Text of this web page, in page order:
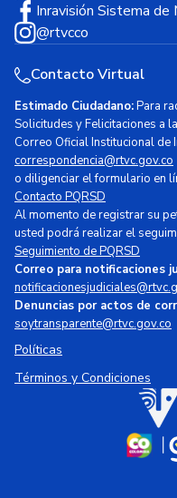
Inravisión Sistema de
@rtvcco
Contacto Virtual
Estimado Ciudadano:Para
Solicitudes y Felicitaciones a
Correo Oficial Institucional de
correspondencia@rtvc.gov.co
o diligenciar el formulario en
Contacto PQRSD
Al momento de registrar su
usted podrá realizar el
Seguimiento de PQRSD
Correo para notificaciones
Denuncias por actos de
soytransparente@rtvc.gov.co
Políticas
Términos y Condiciones